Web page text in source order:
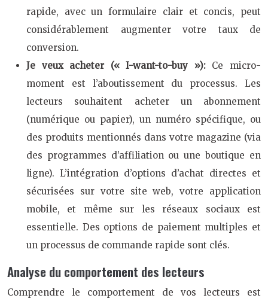
rapide, avec un formulaire clair et concis, peut
considérablement augmenter votre taux de
conversion.
Je veux acheter (« I-want-to-buy »): Ce micro-
moment est l’aboutissement du processus. Les
lecteurs souhaitent acheter un abonnement
(numérique ou papier), un numéro spécifique, ou
des produits mentionnés dans votre magazine (via
des programmes d’affiliation ou une boutique en
ligne). L’intégration d’options d’achat directes et
sécurisées sur votre site web, votre application
mobile, et même sur les réseaux sociaux est
essentielle. Des options de paiement multiples et
un processus de commande rapide sont clés.
Analyse du comportement des lecteurs
Comprendre le comportement de vos lecteurs est